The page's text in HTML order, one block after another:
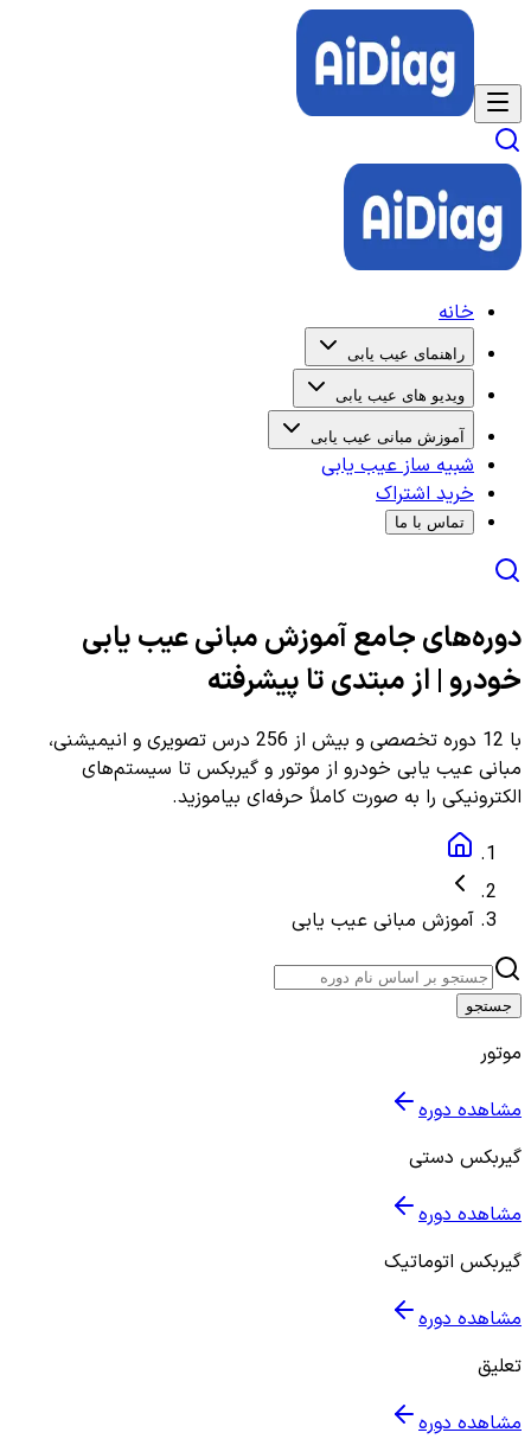
خانه
راهنمای عیب یابی
ویدیو های عیب یابی
آموزش مبانی عیب یابی
شبیه ساز عیب یابی
خرید اشتراک
تماس با ما
دوره‌های جامع آموزش مبانی عیب یابی
خودرو | از مبتدی تا پیشرفته
با 12 دوره تخصصی و بیش از 256 درس تصویری و انیمیشنی،
مبانی عیب یابی خودرو از موتور و گیربکس تا سیستم‌های
الکترونیکی را به صورت کاملاً حرفه‌ای بیاموزید.
آموزش مبانی عیب یابی
جستجو
موتور
مشاهده دوره
گیربکس دستی
مشاهده دوره
گیربکس اتوماتیک
مشاهده دوره
تعلیق
مشاهده دوره